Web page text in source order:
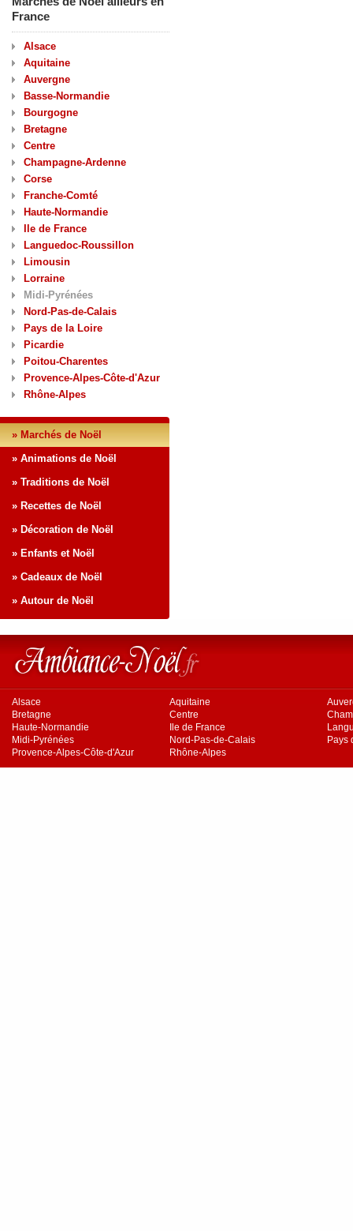
France
Alsace
Aquitaine
Auvergne
Basse-Normandie
Bourgogne
Bretagne
Centre
Champagne-Ardenne
Corse
Franche-Comté
Haute-Normandie
Ile de France
Languedoc-Roussillon
Limousin
Lorraine
Midi-Pyrénées
Nord-Pas-de-Calais
Pays de la Loire
Picardie
Poitou-Charentes
Provence-Alpes-Côte-d'Azur
Rhône-Alpes
» Marchés de Noël
» Animations de Noël
» Traditions de Noël
» Recettes de Noël
» Décoration de Noël
» Enfants et Noël
» Cadeaux de Noël
» Autour de Noël
Alsace Aquitaine
Bretagne
Centre
Haute-Normandie
Ile de France
Midi-Pyrénées
Nord-Pas-de-Calais
Pays
Provence-Alpes-Côte-d'Azur
Rhône-Alpes